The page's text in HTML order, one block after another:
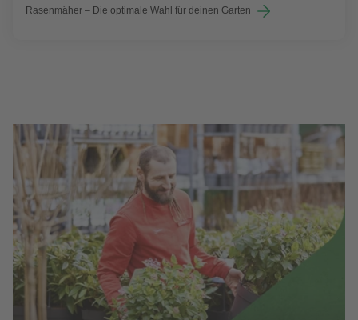
Rasenmäher – Die optimale Wahl für deinen Garten